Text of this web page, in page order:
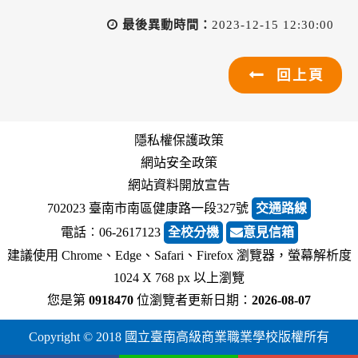
最後異動時間： 2023-12-15 12:30:00
回上頁
隱私權保護政策
網站安全政策
網站資料開放宣告
702023 臺南市南區健康路一段327號 交通路線
電話︰06-2617123 全校分機
意見信箱
建議使用 Chrome、Edge、Safari、Firefox 瀏覽器，螢幕解析度
1024 X 768 px 以上瀏覽
您是第 0918470 位瀏覽者更新日期： 2026-08-07
Copyright © 2018 國立臺南高級商業職業學校版權所有